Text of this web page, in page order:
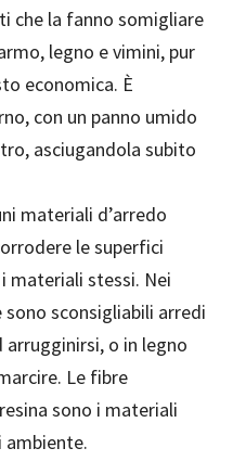
che la fanno somigliare
legno e vimini, pur
economica. È
con un panno umido
asciugandola subito
materiali d’arredo
le superfici
materiali stessi. Nei
sconsigliabili arredi
o in legno
Le fibre
sono i materiali